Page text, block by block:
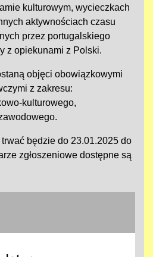
kulturowym, wycieczkach
aktywnościach czasu
przez portugalskiego
z opiekunami z Polski.
objęci obowiązkowymi
z zakresu:
kulturowego,
będzie do 23.01.2025 do
zgłoszeniowe dostępne są